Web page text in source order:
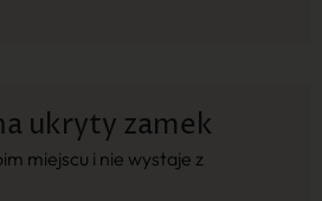
ukryty zamek
miejscu i nie wystaje z